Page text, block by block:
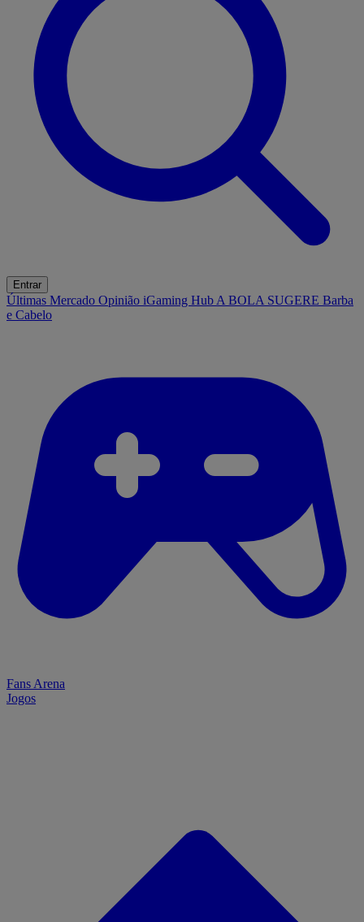
Entrar
Últimas Mercado Opinião iGaming Hub A BOLA SUGERE Barba
e Cabelo
Fans Arena
Jogos